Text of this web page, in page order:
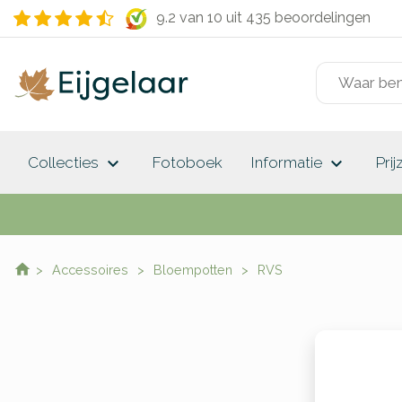
9.2 van 10 uit 435 beoordelingen
Collecties keyboard_arrow_down Fotoboek Informatie keyboard_arrow_down
Accessoires Bloempotten RVS